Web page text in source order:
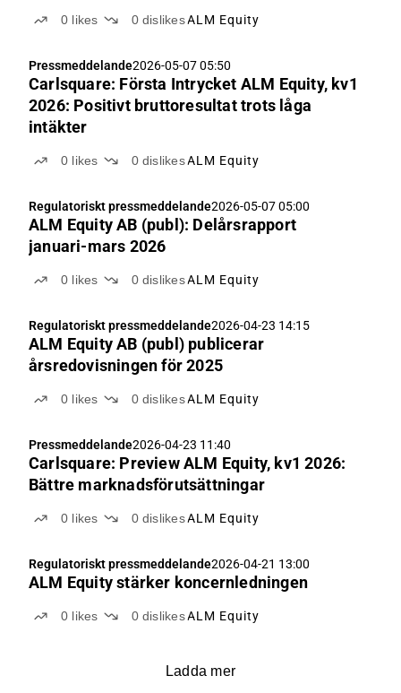
0 likes 0 dislikesALM Equity
Pressmeddelande2026-05-07 05:50
Carlsquare: Första Intrycket ALM Equity, kv1
2026: Positivt bruttoresultat trots låga
intäkter
0 likes 0 dislikesALM Equity
Regulatoriskt pressmeddelande2026-05-07 05:00
ALM Equity AB (publ): Delårsrapport
januari-mars 2026
0 likes 0 dislikesALM Equity
Regulatoriskt pressmeddelande2026-04-23 14:15
ALM Equity AB (publ) publicerar
årsredovisningen för 2025
0 likes 0 dislikesALM Equity
Pressmeddelande2026-04-23 11:40
Carlsquare: Preview ALM Equity, kv1 2026:
Bättre marknadsförutsättningar
0 likes 0 dislikesALM Equity
Regulatoriskt pressmeddelande2026-04-21 13:00
ALM Equity stärker koncernledningen
0 likes 0 dislikesALM Equity
Ladda mer